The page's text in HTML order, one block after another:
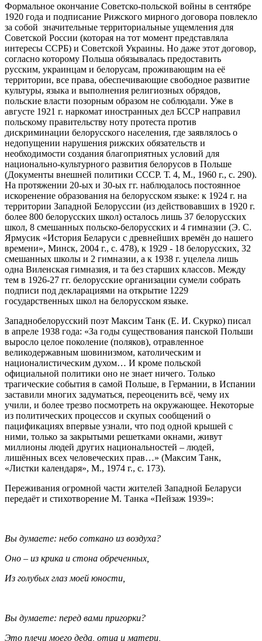
Формальное окончание Советско-польской войны в сентябре
1920 года и подписание Рижского мирного договора повлекло
за собой значительные территориальные ущемления для
Советской России (которая на тот момент представляла
интересы ССРБ) и Советской Украины. Но даже этот договор,
согласно которому Польша обязывалась предоставить
русским, украинцам и белорусам, проживающим на её
территории, все права, обеспечивающие свободное развитие
культуры, языка и выполнения религиозных обрядов,
польские власти позорным образом не соблюдали. Уже в
августе 1921 г. наркомат иностранных дел БССР направил
польскому правительству ноту протеста против
дискриминации белорусского населения, где заявлялось о
недопущении нарушения рижских обязательств и
необходимости создания благоприятных условий для
национально-культурного развития белорусов в Польше
(Документы внешней политики СССР. Т. 4, М., 1960 г., с. 290).
На протяжении 20-ых и 30-ых гг. наблюдалось постоянное
искоренение образования на белорусском языке: к 1924 г. на
территории Западной Белоруссии (из действовавших в 1920 г.
более 800 белорусских школ) осталось лишь 37 белорусских
школ, 8 смешанных польско-белорусских и 4 гимназии (Э. С.
Ярмусик «История Беларуси с древнейших времён до нашего
времени», Минск, 2004 г., с. 478), к 1929 - 18 белорусских, 32
смешанных школы и 2 гимназии, а к 1938 г. уцелела лишь
одна Виленская гимназия, и та без старших классов. Между
тем в 1926-27 гг. белорусские организации сумели собрать
подписи под декларациями на открытие 1229
государственных школ на белорусском языке.
Западнобелорусский поэт Максим Танк (Е. И. Скурко) писал
в апреле 1938 года: «За годы существования панской Польши
выросло целое поколение (поляков), отравленное
великодержавным шовинизмом, католическим и
националистическим духом… И кроме польской
официальной политики оно не знает ничего. Только
трагические события в самой Польше, в Германии, в Испании
заставили многих задуматься, переоценить всё, чему их
учили, и более трезво посмотреть на окружающее. Некоторые
из политических процессов и скупых сообщений о
пацификациях впервые узнали, что под одной крышей с
ними, только за закрытыми решетками окнами, живут
миллионы людей других национальностей – людей,
лишённых всех человеческих прав…» (Максим Танк,
«Листки календаря», М., 1974 г., с. 173).
Переживания огромной части жителей Западной Беларуси
передаёт и стихотворение М. Танка «Пейзаж 1939»:
Вы думаете: небо соткано из воздуха?
Оно – из крика и стона обреченных,
Из голубых глаз моей юности,
Вы думаете: перед вами пригорки?
Это плечи моего деда, отца и матери,